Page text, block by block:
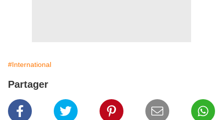
#International
Partager